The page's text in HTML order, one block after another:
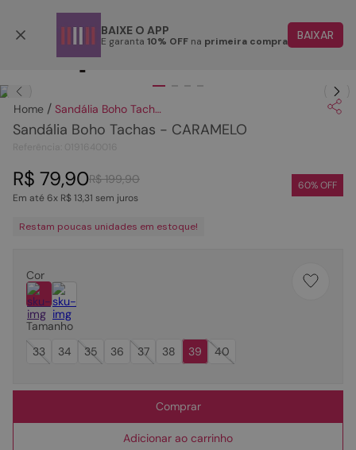
BAIXE O APP
E garanta 10% OFF na primeira compra BAIXAR
Sandália Boho Tachas - CARAMELO
Sandália Boho Tachas - CARAMELO
R$ 199,90
R$ 79,90
Em até6x R$13,31 sem juros
60% OFF
Restam poucas unidades em estoque!
Cor
Tamanho
40
39
38
37
36
35
34
33
Comprar
Adicionar ao carrinho
1º
2º
tenis
4º
sandalia
5º
bota
6º
tamanco
sapatilha
couro
10º rasteirinhas